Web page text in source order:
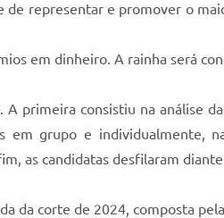
de representar e promover o
em dinheiro. A rainha será
primeira consistiu na análise
em grupo e individualmente,
as candidatas desfilaram
da corte de 2024, composta